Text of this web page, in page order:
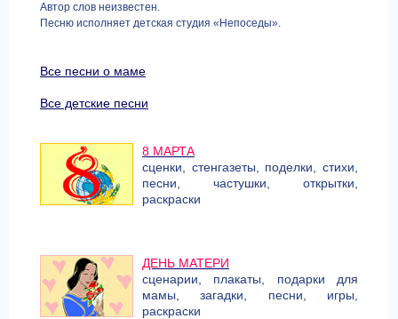
Автор слов неизвестен.
Песню исполняет детская студия «Непоседы».
Все песни о маме
Все детские песни
8 МАРТА
сценки, стенгазеты, поделки, стихи,
песни, частушки, открытки,
раскраски
ДЕНЬ МАТЕРИ
сценарии, плакаты, подарки для
мамы, загадки, песни, игры,
раскраски